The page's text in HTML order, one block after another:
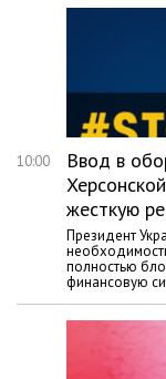
10:00
Ввод в
жесткую
Президент
полностью
финансовую